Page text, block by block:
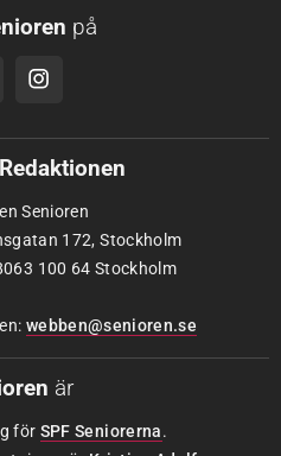
på
Redaktionen
Senioren
172, Stockholm
100 64 Stockholm
webben@senioren.se
är
för SPF Seniorerna.